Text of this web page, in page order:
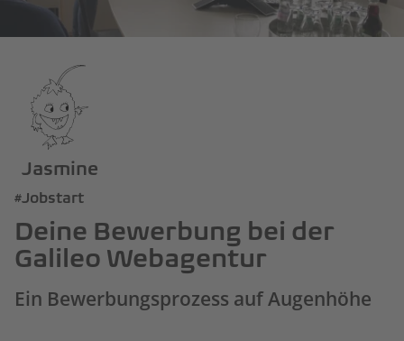
Jasmine
#Jobstart
Deine Bewerbung bei der
Galileo Webagentur
Ein Bewerbungsprozess auf Augenhöhe